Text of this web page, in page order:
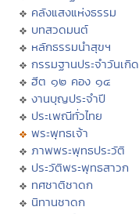
คลังแสงแห่งธรรม
บทสวดมนต์
หลักธรรมนำสุขฯ
กรรมฐานประจำวันเกิด
ฮีต ๑๒ คอง ๑๔
งานบุญประจำปี
ประเพณีทั่วไทย
พระพุทธเจ้า
ภาพพระพุทธประวัติ
ประวัติพระพุทธสาวก
ทศชาติชาดก
นิทานชาดก